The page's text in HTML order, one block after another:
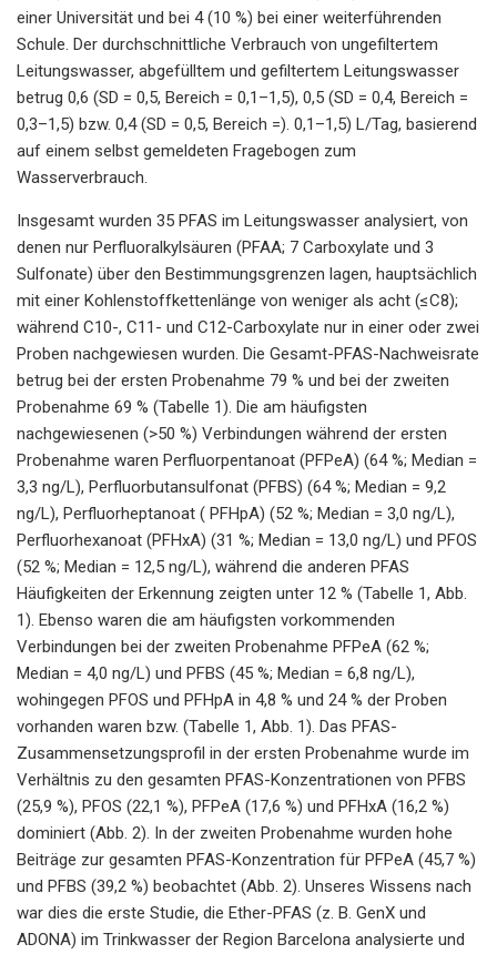
einer Universität und bei 4 (10 %) bei einer weiterführenden
Schule. Der durchschnittliche Verbrauch von ungefiltertem
Leitungswasser, abgefülltem und gefiltertem Leitungswasser
betrug 0,6 (SD = 0,5, Bereich = 0,1–1,5), 0,5 (SD = 0,4, Bereich =
0,3–1,5) bzw. 0,4 (SD = 0,5, Bereich =). 0,1–1,5) L/Tag, basierend
auf einem selbst gemeldeten Fragebogen zum
Wasserverbrauch.
Insgesamt wurden 35 PFAS im Leitungswasser analysiert, von
denen nur Perfluoralkylsäuren (PFAA; 7 Carboxylate und 3
Sulfonate) über den Bestimmungsgrenzen lagen, hauptsächlich
mit einer Kohlenstoffkettenlänge von weniger als acht (≤C8);
während C10-, C11- und C12-Carboxylate nur in einer oder zwei
Proben nachgewiesen wurden. Die Gesamt-PFAS-Nachweisrate
betrug bei der ersten Probenahme 79 % und bei der zweiten
Probenahme 69 % (Tabelle 1). Die am häufigsten
nachgewiesenen (>50 %) Verbindungen während der ersten
Probenahme waren Perfluorpentanoat (PFPeA) (64 %; Median =
3,3 ng/L), Perfluorbutansulfonat (PFBS) (64 %; Median = 9,2
ng/L), Perfluorheptanoat ( PFHpA) (52 %; Median = 3,0 ng/L),
Perfluorhexanoat (PFHxA) (31 %; Median = 13,0 ng/L) und PFOS
(52 %; Median = 12,5 ng/L), während die anderen PFAS
Häufigkeiten der Erkennung zeigten unter 12 % (Tabelle 1, Abb.
1). Ebenso waren die am häufigsten vorkommenden
Verbindungen bei der zweiten Probenahme PFPeA (62 %;
Median = 4,0 ng/L) und PFBS (45 %; Median = 6,8 ng/L),
wohingegen PFOS und PFHpA in 4,8 % und 24 % der Proben
vorhanden waren bzw. (Tabelle 1, Abb. 1). Das PFAS-
Zusammensetzungsprofil in der ersten Probenahme wurde im
Verhältnis zu den gesamten PFAS-Konzentrationen von PFBS
(25,9 %), PFOS (22,1 %), PFPeA (17,6 %) und PFHxA (16,2 %)
dominiert (Abb. 2). In der zweiten Probenahme wurden hohe
Beiträge zur gesamten PFAS-Konzentration für PFPeA (45,7 %)
und PFBS (39,2 %) beobachtet (Abb. 2). Unseres Wissens nach
war dies die erste Studie, die Ether-PFAS (z. B. GenX und
ADONA) im Trinkwasser der Region Barcelona analysierte und